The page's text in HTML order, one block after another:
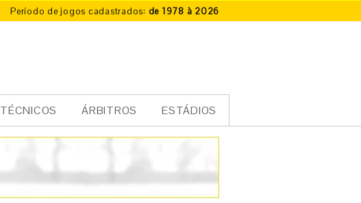
Período de jogos cadastrados: de 1978 à 2026
TÉCNICOS ÁRBITROS ESTÁDIOS